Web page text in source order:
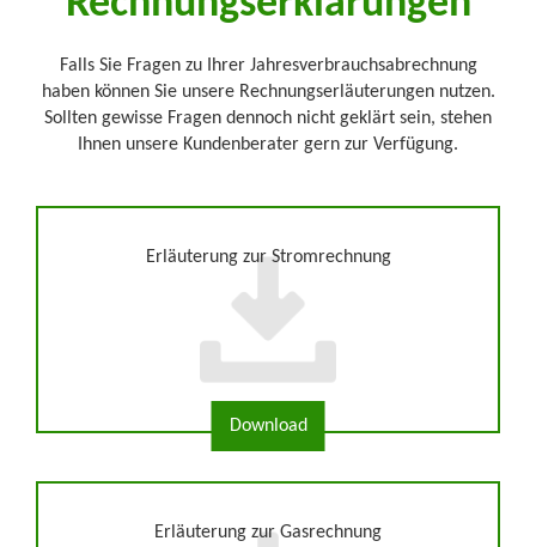
Falls Sie Fragen zu Ihrer Jahresverbrauchsabrechnung
haben können Sie unsere Rechnungserläuterungen nutzen.
Sollten gewisse Fragen dennoch nicht geklärt sein, stehen
Ihnen unsere Kundenberater gern zur Verfügung.
Erläuterung zur Stromrechnung
Erläuterung zur Gasrechnung